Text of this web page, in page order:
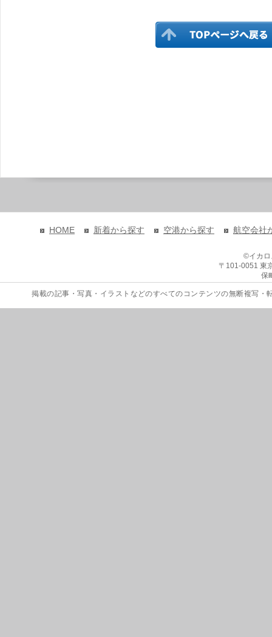
HOME 新着から探す 空港から探す 航空会社
©イカ
〒101-0051 東
保
掲載の記事・写真・イラストなどのすべてのコンテンツの無断複